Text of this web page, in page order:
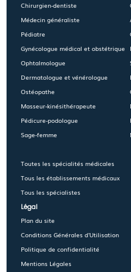
Chirurgien-dentiste
Médecin généraliste
Pédiatre
Gynécologue médical et obstétrique
Ophtalmologue
Dermatologue et vénérologue
Ostéopathe
Masseur-kinésithérapeute
Pédicure-podologue
Sage-femme
Toutes les spécialités médicales
Tous les établissements médicaux
Tous les spécialistes
Légal
Plan du site
Conditions Générales d'Utilisation
Politique de confidentialité
Mentions Légales